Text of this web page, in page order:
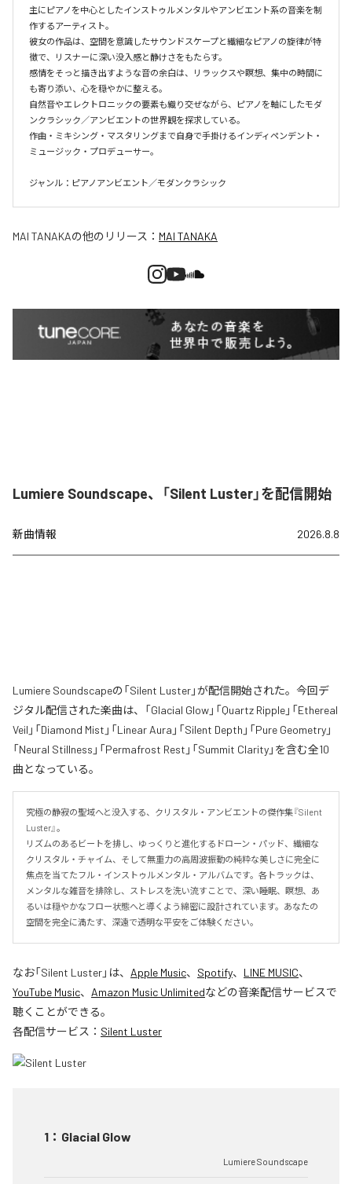
主にピアノを中心としたインストゥルメンタルやアンビエント系の音楽を制
作するアーティスト。
彼女の作品は、空間を意識したサウンドスケープと繊細なピアノの旋律が特
徴で、リスナーに深い没入感と静けさをもたらす。
感情をそっと描き出すような音の余白は、リラックスや瞑想、集中の時間に
も寄り添い、心を穏やかに整える。
自然音やエレクトロニックの要素も織り交ぜながら、ピアノを軸にしたモダ
ンクラシック／アンビエントの世界観を探求している。
作曲・ミキシング・マスタリングまで自身で手掛けるインディペンデント・
ミュージック・プロデューサー。
ジャンル：ピアノアンビエント／モダンクラシック
MAI TANAKAの他のリリース： MAI TANAKA
Lumiere Soundscape、「Silent Luster」を配信開始
新曲情報 2026.8.8
Lumiere Soundscapeの「Silent Luster」が配信開始された。今回デ
ジタル配信された楽曲は、「Glacial Glow」「Quartz Ripple」「Ethereal
Veil」「Diamond Mist」「Linear Aura」「Silent Depth」「Pure Geometry」
「Neural Stillness」「Permafrost Rest」「Summit Clarity」を含む全10
曲となっている。
究極の静寂の聖域へと没入する、クリスタル・アンビエントの傑作集『Silent
Luster』。
リズムのあるビートを排し、ゆっくりと進化するドローン・パッド、繊細な
クリスタル・チャイム、そして無重力の高周波振動の純粋な美しさに完全に
焦点を当てたフル・インストゥルメンタル・アルバムです。各トラックは、
メンタルな雑音を排除し、ストレスを洗い流すことで、深い睡眠、瞑想、あ
るいは穏やかなフロー状態へと導くよう綿密に設計されています。あなたの
空間を完全に満たす、深遠で透明な平安をご体験ください。
なお「Silent Luster」は、 Apple Music、 Spotify、 LINE MUSIC、
YouTube Music、 Amazon Music Unlimitedなどの音楽配信サービスで
聴くことができる。
各配信サービス： Silent Luster
1 ： Glacial Glow
Lumiere Soundscape